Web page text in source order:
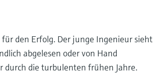
für den Erfolg. Der junge Ingenieur sieht
abgelesen oder von Hand
durch die turbulenten frühen Jahre.